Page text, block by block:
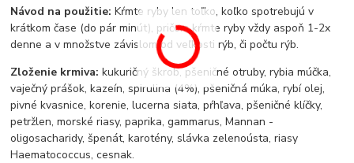
Návod na použitie: Kŕmte ryby len toľko, koľko spotrebujú v
krátkom čase (do pár minút), pričom kŕmte ryby vždy aspoň 1-2x
denne a v množstve závislom od veľkosti rýb, či počtu rýb.
Zloženie krmiva: kukuričný škrob, pšeničné otruby, rybia múčka,
vaječný prášok, kazeín, spirulina (4%), pšeničná múka, rybí olej,
pivné kvasnice, korenie, lucerna siata, pŕhľava, pšeničné klíčky,
petržlen, morské riasy, paprika, gammarus, Mannan -
oligosacharidy, špenát, karotény, slávka zelenoústa, riasy
Haematococcus, cesnak.